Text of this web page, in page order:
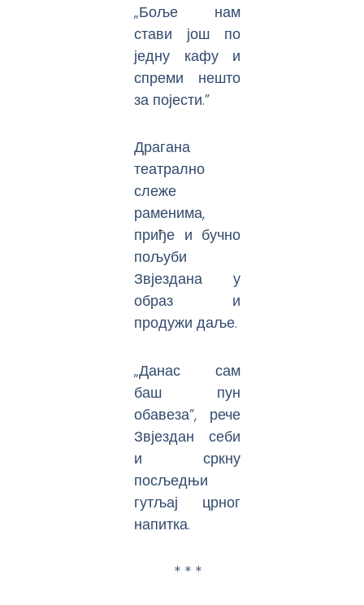
„Боље нам
стави још по
једну кафу и
спреми нешто
за појести.”
Драгана
театрално
слеже
раменима,
приђе и бучно
пољуби
Звјездана у
образ и
продужи даље.
„Данас сам
баш пун
обавеза”, рече
Звјездан себи
и сркну
посљедњи
гутљај црног
напитка.
* * *